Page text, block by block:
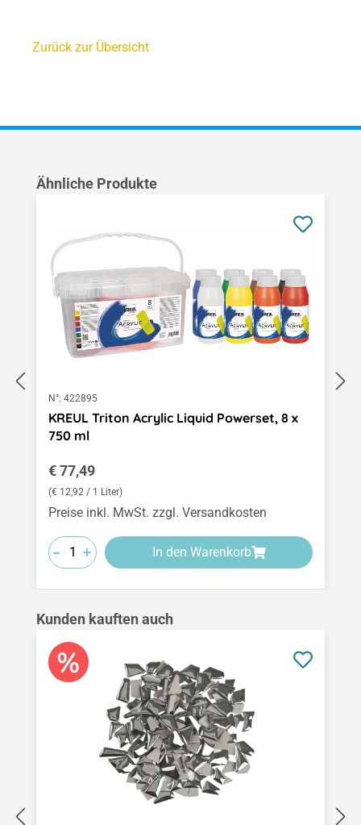
Zurück zur Übersicht
Produktgalerie überspringen
Ähnliche Produkte
N°: 422895
KREUL Triton Acrylic Liquid Powerset, 8 x
750 ml
Regulärer Preis:
€ 77,49
(€ 12,92 / 1 Liter)
Preise inkl. MwSt. zzgl. Versandkosten
-
-
- +
+
+ In den Warenkorb
Produktgalerie überspringen
Kunden kauften auch